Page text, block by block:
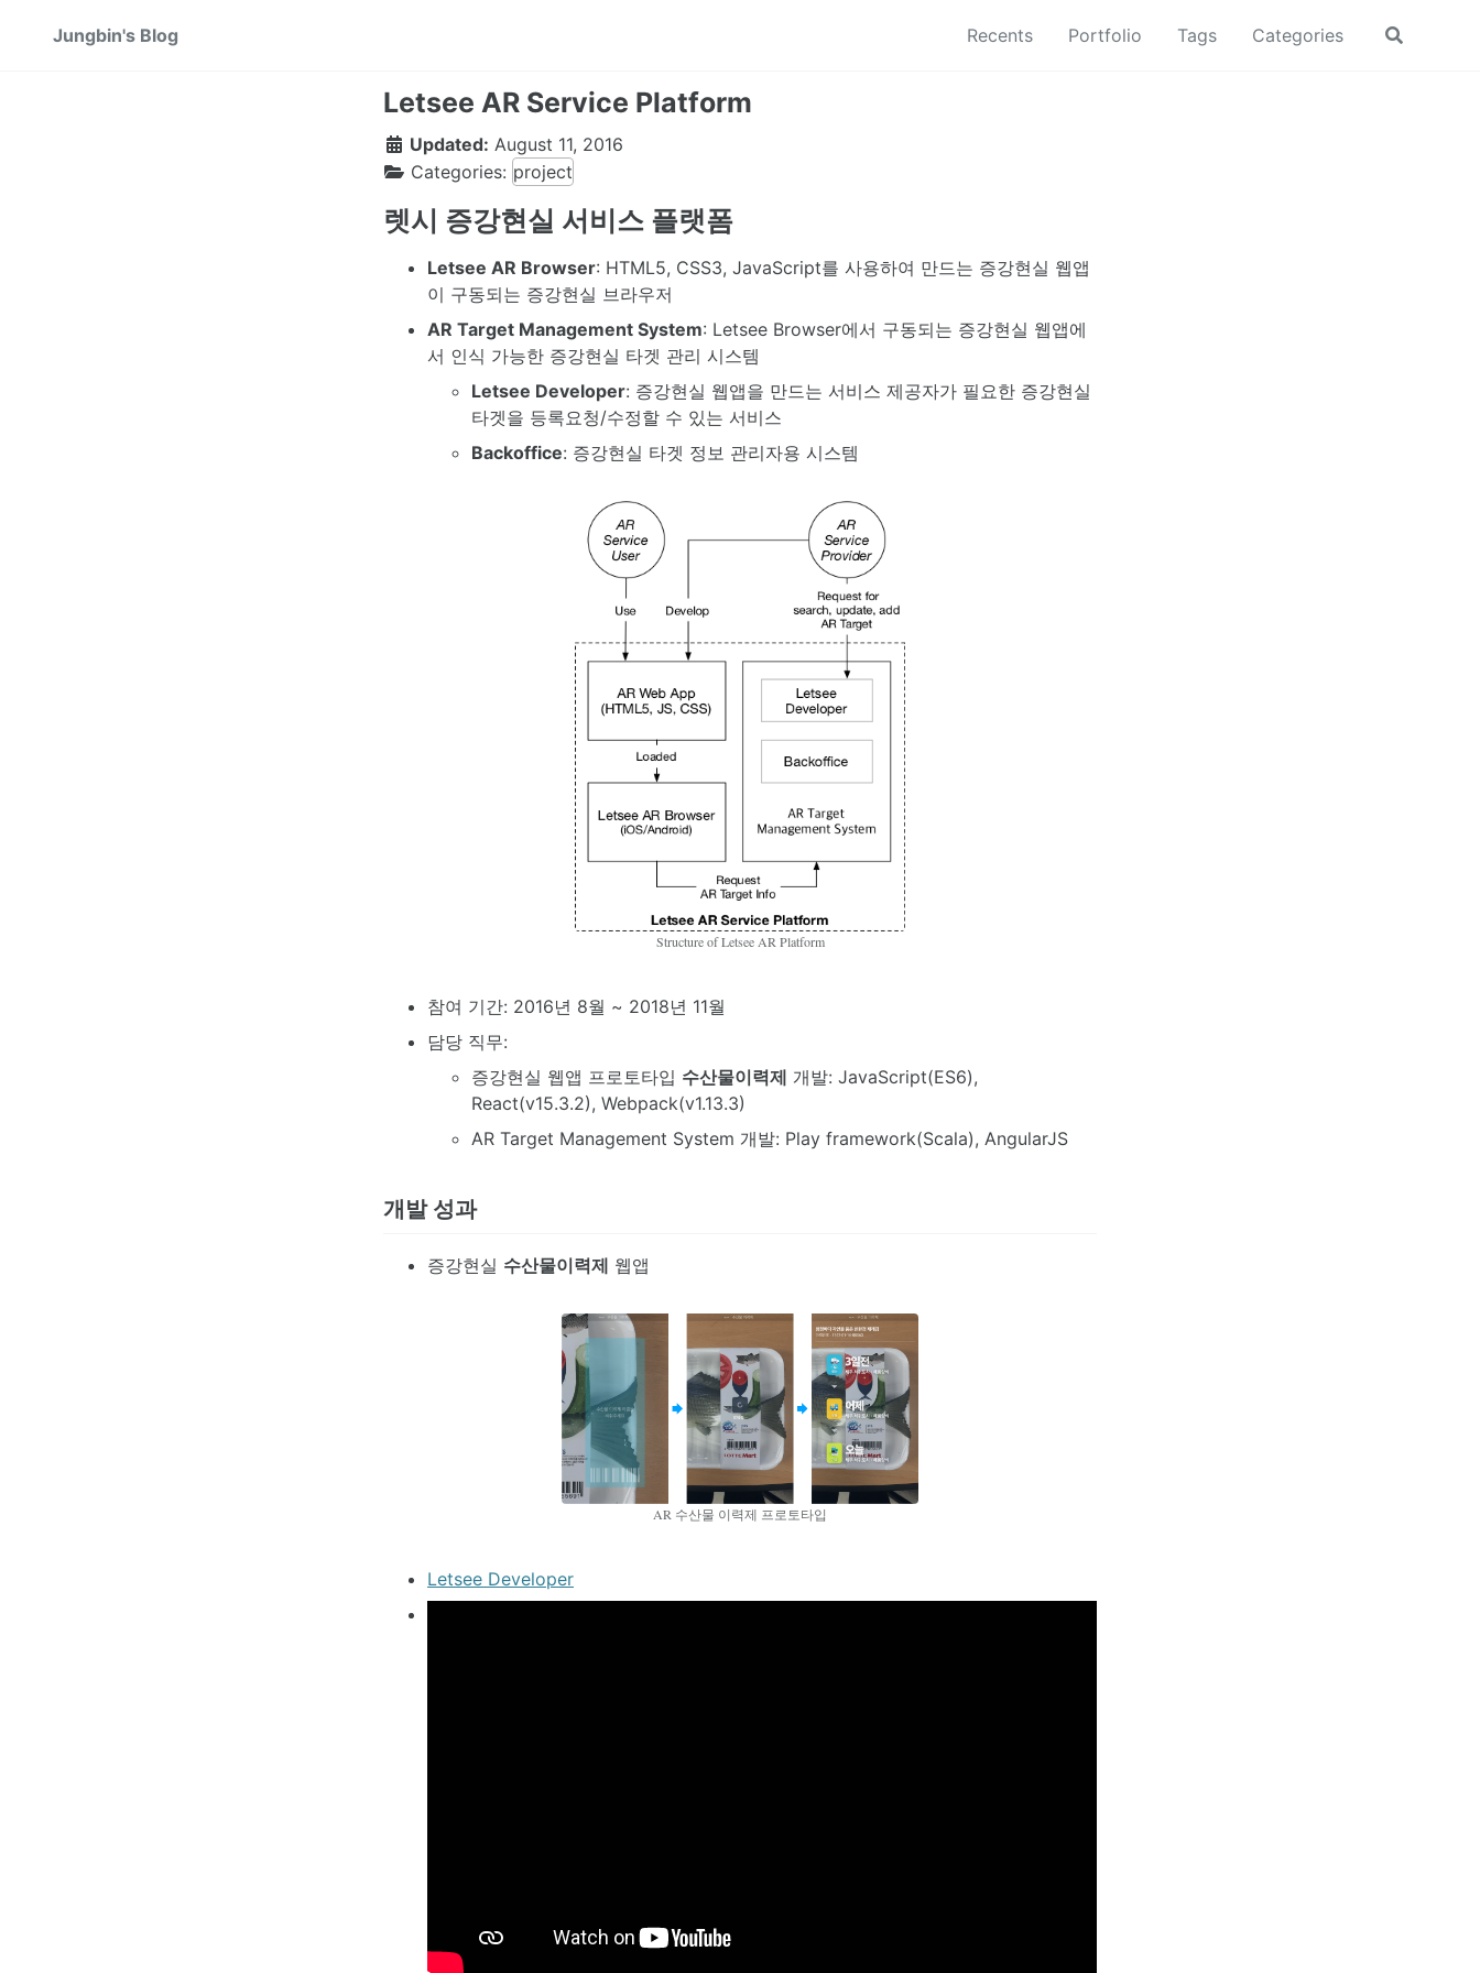
Jungbin's Blog Recents Portfolio Tags Categories
Toggle
Letsee AR Service Platform
Updated: August 11, 2016
Categories: project
렛시 증강현실 서비스 플랫폼
Letsee AR Browser: HTML5, CSS3, JavaScript를 사용하여 만드는 증강현실 웹앱
이 구동되는 증강현실 브라우저
AR Target Management System: Letsee Browser에서 구동되는 증강현실 웹앱에
서 인식 가능한 증강현실 타겟 관리 시스템
Letsee Developer: 증강현실 웹앱을 만드는 서비스 제공자가 필요한 증강현실
타겟을 등록요청/수정할 수 있는 서비스
Backoffice: 증강현실 타겟 정보 관리자용 시스템
Structure of Letsee AR Platform
참여 기간: 2016년 8월 ~ 2018년 11월
담당 직무:
증강현실 웹앱 프로토타입 수산물이력제 개발: JavaScript(ES6),
React(v15.3.2), Webpack(v1.13.3)
AR Target Management System 개발: Play framework(Scala), AngularJS
개발 성과
증강현실 수산물이력제 웹앱
AR 수산물 이력제 프로토타입
Letsee Developer